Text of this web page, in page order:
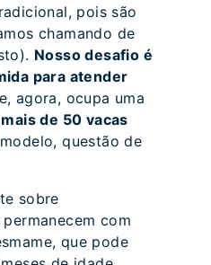
pois são
chamando de
Nosso desafio é
para atender
agora, ocupa uma
de 50 vacas
questão de
sobre
permanecem com
que pode